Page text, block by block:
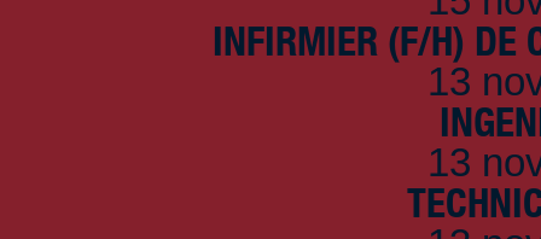
INFIRMIER (F/H) DE
13
13